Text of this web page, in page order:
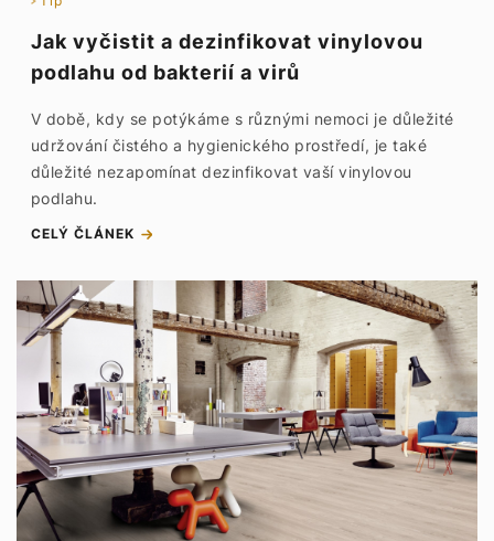
Jak vyčistit a dezinfikovat vinylovou
podlahu od bakterií a virů
V době, kdy se potýkáme s různými nemoci je důležité
udržování čistého a hygienického prostředí, je také
důležité nezapomínat dezinfikovat vaší vinylovou
podlahu.
CELÝ ČLÁNEK